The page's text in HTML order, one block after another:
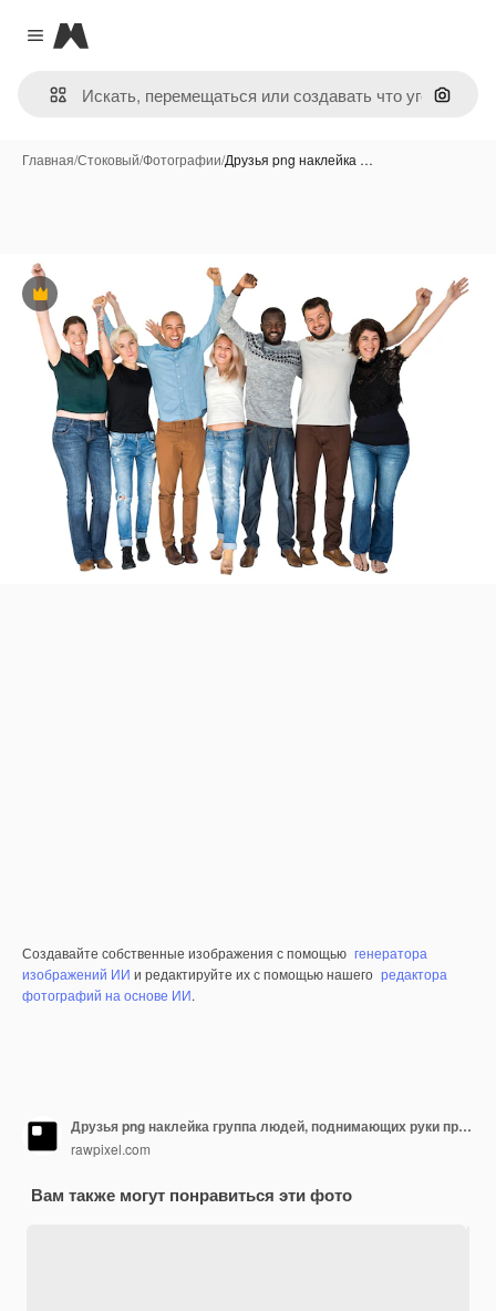
Close menu
Magnific
Поиск
Главная/Стоковый/Фотографии/Друзья png наклейка …
Премиум
Создавайте собственные изображения с помощью генератора
изображений ИИ и редактируйте их с помощью нашего редактора
фотографий на основе ИИ.
Друзья png наклейка группа людей, поднимающих руки прозрачный фон
rawpixel.com
Вам также могут понравиться эти фото